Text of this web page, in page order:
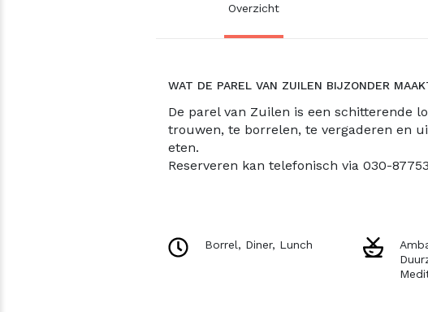
Overzicht
WAT DE PAREL VAN ZUILEN BIJZONDER
De parel van Zuilen is een schitterende
trouwen, te borrelen, te vergaderen en
eten.
Reserveren kan telefonisch via 030-
Borrel, Diner, Lunch